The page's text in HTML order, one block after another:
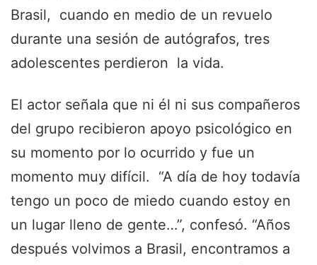
Brasil, cuando en medio de un revuelo
durante una sesión de autógrafos, tres
adolescentes perdieron la vida.
El actor señala que ni él ni sus compañeros
del grupo recibieron apoyo psicológico en
su momento por lo ocurrido y fue un
momento muy difícil. “A día de hoy todavía
tengo un poco de miedo cuando estoy en
un lugar lleno de gente…”, confesó. “Años
después volvimos a Brasil, encontramos a